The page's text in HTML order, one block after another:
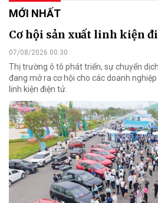
MỚI NHẤT
Cơ hội sản xuất linh kiện
07/08/2026 00:30
Thị trường ô tô phát triển, sự chuyển
đang mở ra cơ hội cho các doanh
linh kiện điện tử.